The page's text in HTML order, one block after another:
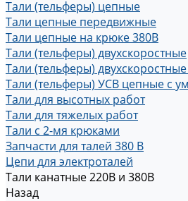
Тали (тельферы) цепные
Тали цепные передвижные
Тали цепные на крюке 380В
Тали (тельферы) двухскоростные
Тали (тельферы)
Тали (тельферы) УСВ цепные с
Тали для высотных работ
Тали для тяжелых работ
Тали с 2-мя крюками
Запчасти для талей 380 В
Цепи для электроталей
Тали канатные 220В и 380В
Назад